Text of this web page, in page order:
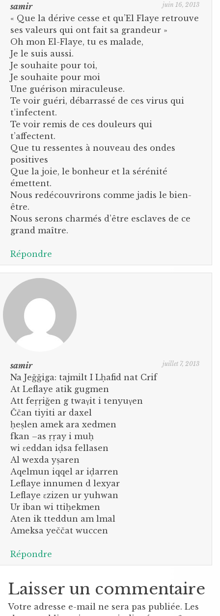
samir juin 16, 2013
« Que la dérive cesse et qu’El Flaye retrouve
ses valeurs qui ont fait sa grandeur »
Oh mon El-Flaye, tu es malade,
Je le suis aussi.
Je souhaite pour toi,
Je souhaite pour moi
Une guérison miraculeuse.
Te voir guéri, débarrassé de ces virus qui
t’infectent.
Te voir remis de ces douleurs qui
t’affectent.
Que tu ressentes à nouveau des ondes
positives
Que la joie, le bonheur et la sérénité
émettent.
Nous redécouvrirons comme jadis le bien-
être.
Nous serons charmés d’être esclaves de ce
grand maître.
Répondre
samir juillet 7, 2013
Na Jeğğiga: tajmilt I Lḥafid nat Crif
At Leflaye atik gugmen
Att feṛṛiğen g twaγit i tenyuγen
Ččan tiyiti ar daxel
ḥeṣlen amek ara xedmen
fkan –as ṛṛay i muḥ
wi εeddan iḍsa fellasen
Al wexda yṣaren
Aqelmun iqqel ar iḍarren
Leflaye innumen d lexyar
Leflaye εzizen ur yuhwan
Ur iban wi ttiḥekmen
Aten ik tteddun am lmal
Ameksa yeččat wuccen
Répondre
Laisser un commentaire
Votre adresse e-mail ne sera pas publiée. Les